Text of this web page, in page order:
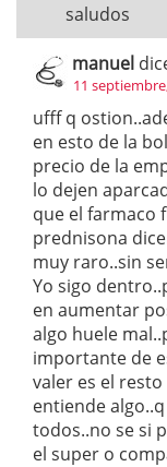
saludos
manuel
11
ufff q
en esto de la
precio de la
lo dejen
que el farmaco
prednisona
muy raro..sin
Yo sigo
en aumentar
algo huele
importante de
valer es el
entiende
todos..no se si
el super o